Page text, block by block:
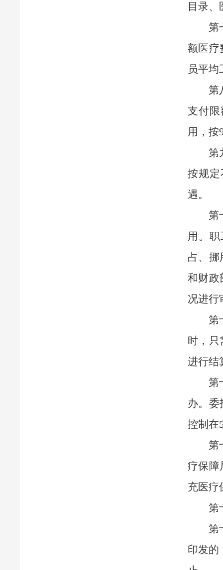
目录
额医疗
员平均
支付
用，按
按规
遇。
用。
占、挪
和财政
况进行
第
时，只
进行结
第
办。
控制在
第
疗保障
充医疗
第
第
印发的